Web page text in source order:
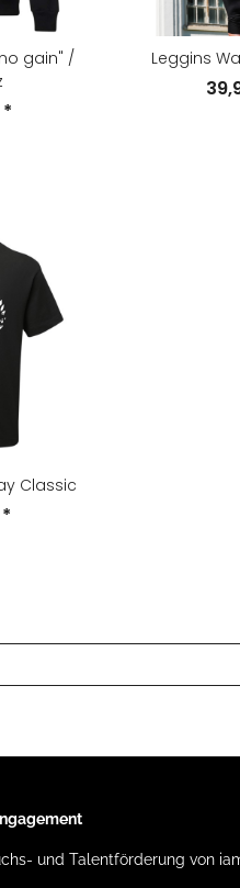
gain" /
*
Leggins
Classic
*
und Talentförderung von